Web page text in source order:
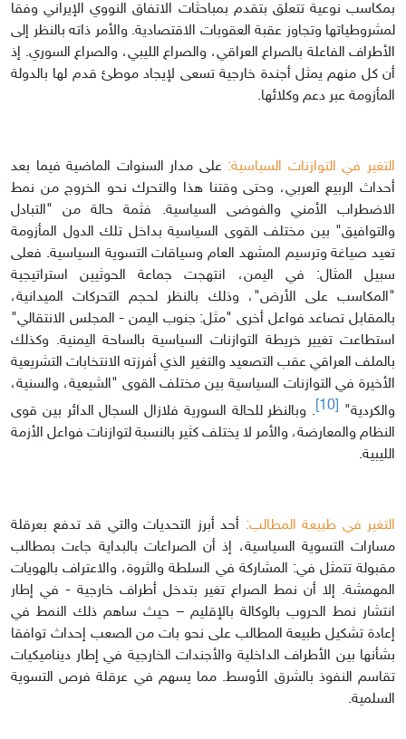
بمكاسب نوعية تتعلق بتقدم بمباحثات الاتفاق النووي الإيراني وفقا
لمشروطياتها وتجاوز عقبة العقوبات الاقتصادية. والأمر ذاته بالنظر إلى
الأطراف الفاعلة بالصراع العراقي، والصراع الليبي، والصراع السوري. إذ
أن كل منهم يمثل أجندة خارجية تسعى لإيجاد موطئ قدم لها بالدولة
المأزومة عبر دعم وكلائها.
التغير في التوازنات السياسية: على مدار السنوات الماضية فيما بعد
أحداث الربيع العربي، وحتى وقتنا هذا والتحرك نحو الخروج من نمط
الاضطراب الأمني والفوضى السياسية. فثمة حالة من "التبادل
والتوافيق" بين مختلف القوى السياسية بداخل تلك الدول المأزومة
تعيد صياغة وترسيم المشهد العام وسياقات التسوية السياسية. فعلى
سبيل المثال: في اليمن، انتهجت جماعة الحوثيين استراتيجية
"المكاسب على الأرض"، وذلك بالنظر لحجم التحركات الميدانية،
بالمقابل تصاعد فواعل أخرى "مثل: جنوب اليمن - المجلس الانتقالي"
استطاعت تغيير خريطة التوازنات السياسية بالساحة اليمنية. وكذلك
بالملف العراقي عقب التصعيد والتغير الذي أفرزته الانتخابات التشريعية
الأخيرة في التوازنات السياسية بين مختلف القوى "الشيعية، والسنية،
والكردية"
. وبالنظر للحالة السورية فلازال السجال الدائر بين قوى
النظام والمعارضة، والأمر لا يختلف كثير بالنسبة لتوازنات فواعل الأزمة
الليبية.
التغير في طبيعة المطالب: أحد أبرز التحديات والتي قد تدفع بعرقلة
مسارات التسوية السياسية، إذ أن الصراعات بالبداية جاءت بمطالب
مقبولة تتمثل في: المشاركة في السلطة والثروة، والاعتراف بالهويات
المهمشة. إلا أن نمط الصراع تغير بتدخل أطراف خارجية - في إطار
انتشار نمط الحروب بالوكالة بالإقليم – حيث ساهم ذلك النمط في
إعادة تشكيل طبيعة المطالب على نحو بات من الصعب إحداث توافقا
بشأنها بين الأطراف الداخلية والأجندات الخارجية في إطار ديناميكيات
تقاسم النفوذ بالشرق الأوسط. مما يسهم في عرقلة فرص التسوية
السلمية.